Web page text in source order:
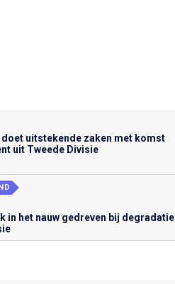
doet uitstekende zaken met komst
uit Tweede Divisie
in het nauw gedreven bij degradatie